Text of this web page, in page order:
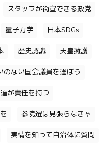
スタッフが街宣できる政党
量子力学 日本SDGs
歴史認識 天皇擁護
のない国会議員を選ぼう
が責任を持つ
参院選は見張らなきゃ
実情を知って自治体に質問